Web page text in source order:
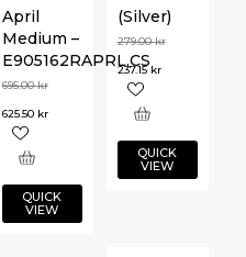
(Silver)
279.00kr
237.15kr
QUICK
VIEW
April
Medium –
E905162RAPRL.CS
695.00kr
625.50 kr
QUICK
VIEW